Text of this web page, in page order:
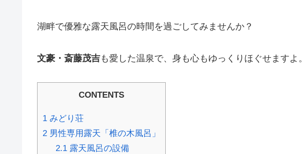
湖畔で優雅な露天風呂の時間を過ごしてみませんか？
文豪・斎藤茂吉も愛した温泉で、身も心もゆっくりほぐせますよ。
CONTENTS
1 みどり荘
2 男性専用露天「椎の木風呂」
2.1露天風呂の設備